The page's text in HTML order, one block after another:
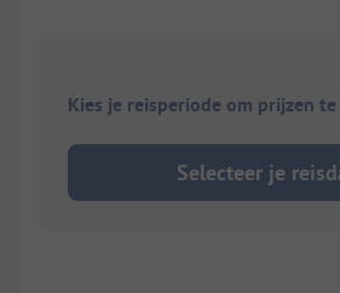
Kies je reisperiode om prijzen
Selecteer je